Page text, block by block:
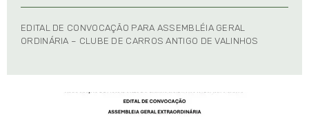
EDITAL DE CONVOCAÇÃO PARA ASSEMBLÉIA GERAL
ORDINÁRIA – CLUBE DE CARROS ANTIGO DE VALINHOS